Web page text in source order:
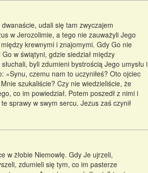
udali się tam zwyczajem
w Jerozolimie, a tego nie zauważyli Jego
krewnymi i znajomymi. Gdy Go nie
w świątyni, gdzie siedział między
byli zdumieni bystrością Jego umysłu i
«Synu, czemu nam to uczyniłeś? Oto ojciec
szukaliście? Czy nie wiedzieliście, że
co im powiedział. Potem poszedł z nimi i
sprawy w swym sercu. Jezus zaś czynił
w żłobie Niemowlę. Gdy Je ujrzeli,
zdumieli się tym, co im pasterze